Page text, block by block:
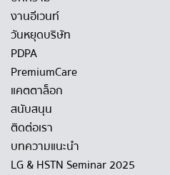
งานอีเวนท์
วันหยุดบริษัท
PDPA
PremiumCare
แคตตาล็อก
สนับสนุน
ติดต่อเรา
บทความแนะนำ
LG & HSTN Seminar 2025